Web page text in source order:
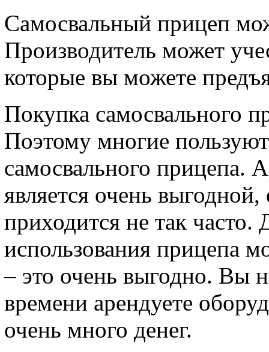
Самосвальный прицеп
Производитель может
которые вы можете
Покупка самосвального
Поэтому многие
самосвального прицепа.
является очень
приходится не так часто.
использования прицепа
– это очень выгодно. Вы
времени арендуете
очень много денег.